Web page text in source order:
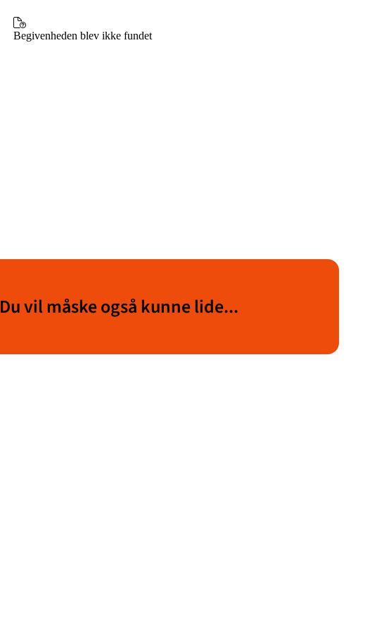
Du vil måske også kunne lide...